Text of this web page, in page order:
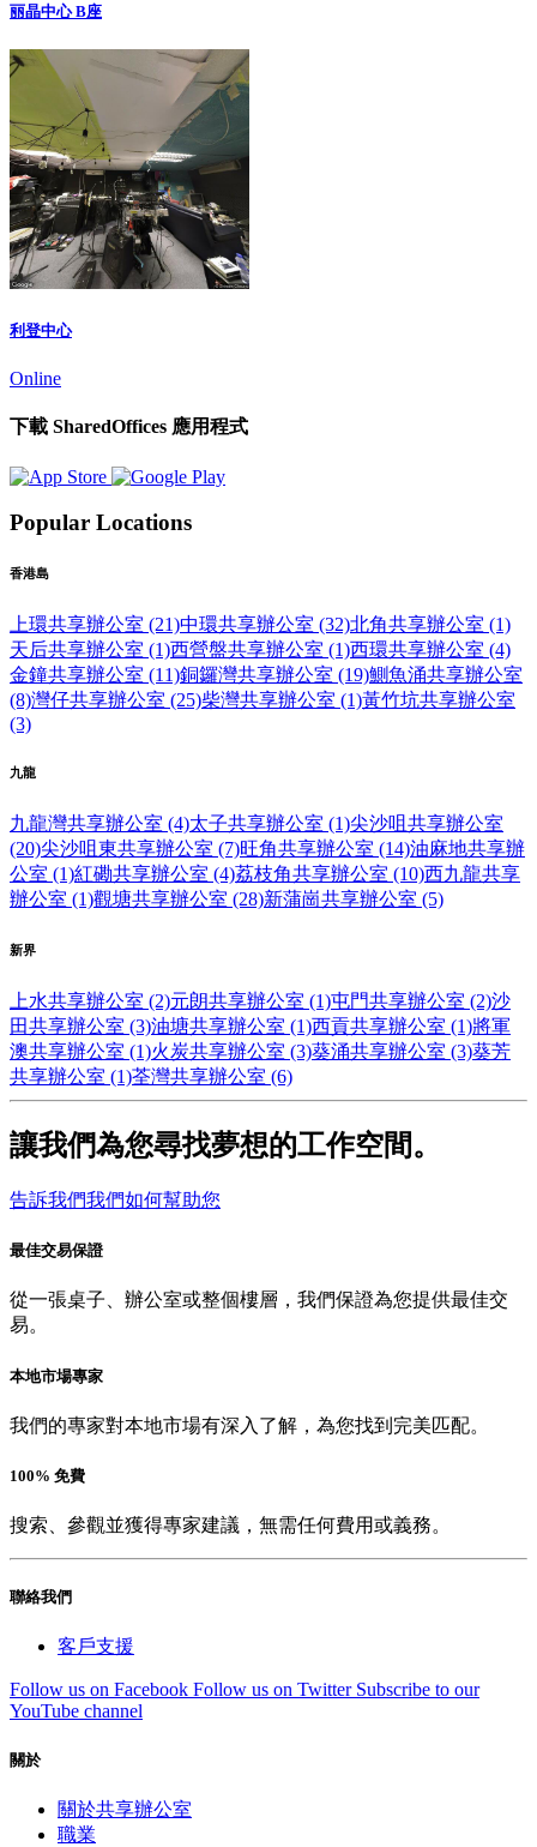
丽晶中心 B座
利登中心
Online
下載 SharedOffices 應用程式
Popular Locations
香港島
上環共享辦公室 (21)中環共享辦公室 (32)北角共享辦公室 (1)
天后共享辦公室 (1)西營盤共享辦公室 (1)西環共享辦公室 (4)
金鐘共享辦公室 (11)銅鑼灣共享辦公室 (19)鰂魚涌共享辦公室
(8)灣仔共享辦公室 (25)柴灣共享辦公室 (1)黃竹坑共享辦公室
(3)
九龍
九龍灣共享辦公室 (4)太子共享辦公室 (1)尖沙咀共享辦公室
(20)尖沙咀東共享辦公室 (7)旺角共享辦公室 (14)油麻地共享辦
公室 (1)紅磡共享辦公室 (4)荔枝角共享辦公室 (10)西九龍共享
辦公室 (1)觀塘共享辦公室 (28)新蒲崗共享辦公室 (5)
新界
上水共享辦公室 (2)元朗共享辦公室 (1)屯門共享辦公室 (2)沙
田共享辦公室 (3)油塘共享辦公室 (1)西貢共享辦公室 (1)將軍
澳共享辦公室 (1)火炭共享辦公室 (3)葵涌共享辦公室 (3)葵芳
共享辦公室 (1)荃灣共享辦公室 (6)
讓我們為您尋找夢想的工作空間。
告訴我們我們如何幫助您
最佳交易保證
從一張桌子、辦公室或整個樓層，我們保證為您提供最佳交
易。
本地市場專家
我們的專家對本地市場有深入了解，為您找到完美匹配。
100% 免費
搜索、參觀並獲得專家建議，無需任何費用或義務。
聯絡我們
客戶支援
Follow us on Facebook Follow us on Twitter Subscribe to our
YouTube channel
關於
關於共享辦公室
職業